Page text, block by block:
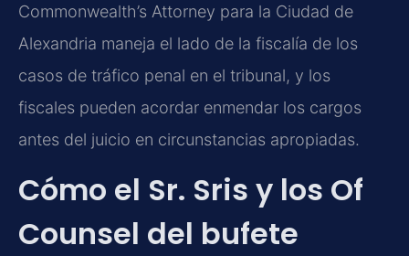
Commonwealth’s Attorney para la Ciudad de
Alexandria maneja el lado de la fiscalía de los
casos de tráfico penal en el tribunal, y los
fiscales pueden acordar enmendar los cargos
antes del juicio en circunstancias apropiadas.
Cómo el Sr. Sris y los Of
Counsel del bufete